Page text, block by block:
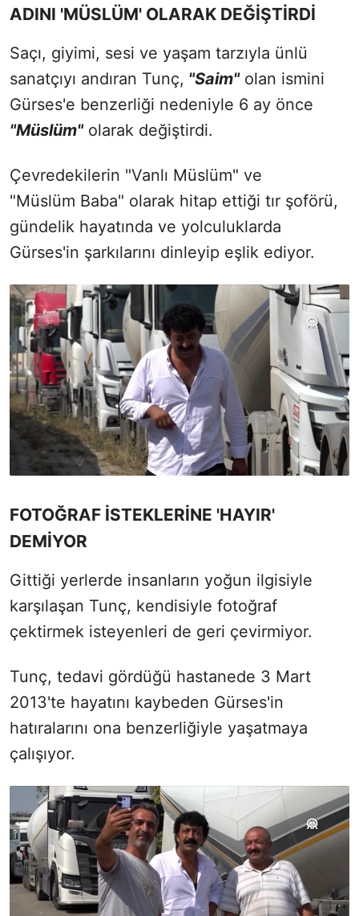
ADINI 'MÜSLÜM' OLARAK DEĞİŞTİRDİ
Saçı, giyimi, sesi ve yaşam tarzıyla ünlü
sanatçıyı andıran Tunç, "Saim"olan ismini
Gürses'e benzerliği nedeniyle 6 ay önce
"Müslüm"olarak değiştirdi.
Çevredekilerin "Vanlı Müslüm" ve
"Müslüm Baba" olarak hitap ettiği tır şoförü,
gündelik hayatında ve yolculuklarda
Gürses'in şarkılarını dinleyip eşlik ediyor.
FOTOĞRAF İSTEKLERİNE 'HAYIR'
DEMİYOR
Gittiği yerlerde insanların yoğun ilgisiyle
karşılaşan Tunç, kendisiyle fotoğraf
çektirmek isteyenleri de geri çevirmiyor.
Tunç, tedavi gördüğü hastanede 3 Mart
2013'te hayatını kaybeden Gürses'in
hatıralarını ona benzerliğiyle yaşatmaya
çalışıyor.